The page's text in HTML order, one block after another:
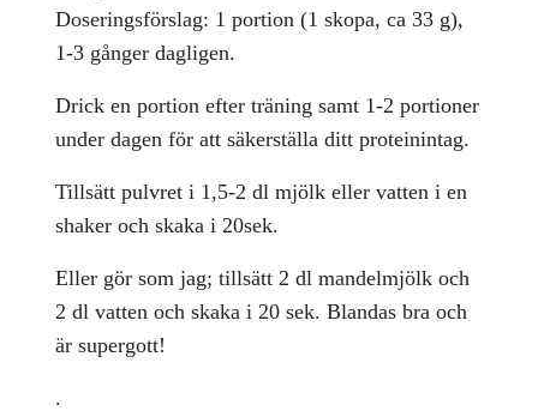
Doseringsförslag: 1 portion (1 skopa, ca 33 g),
1-3 gånger dagligen.
Drick en portion efter träning samt 1-2 portioner
under dagen för att säkerställa ditt proteinintag.
Tillsätt pulvret i 1,5-2 dl mjölk eller vatten i en
shaker och skaka i 20sek.
Eller gör som jag; tillsätt 2 dl mandelmjölk och
2 dl vatten och skaka i 20 sek. Blandas bra och
är supergott!
.